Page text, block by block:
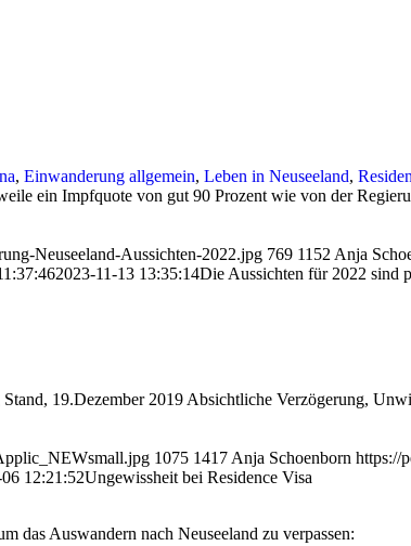
, Einwanderung allgemein, Leben in Neuseeland,
ein Impfquote von gut 90 Prozent wie von der
Neuseeland-Aussichten-2022.jpg 769 1152 Anja
2023-11-13 13:35:14Die Aussichten für 2022 sind
19.Dezember 2019 Absichtliche Verzögerung,
1075 1417 Anja Schoenborn https://
12:21:52Ungewissheit bei Residence Visa
das Auswandern nach Neuseeland zu verpassen: